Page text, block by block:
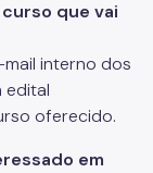
que vai
interno dos
edital
oferecido.
em